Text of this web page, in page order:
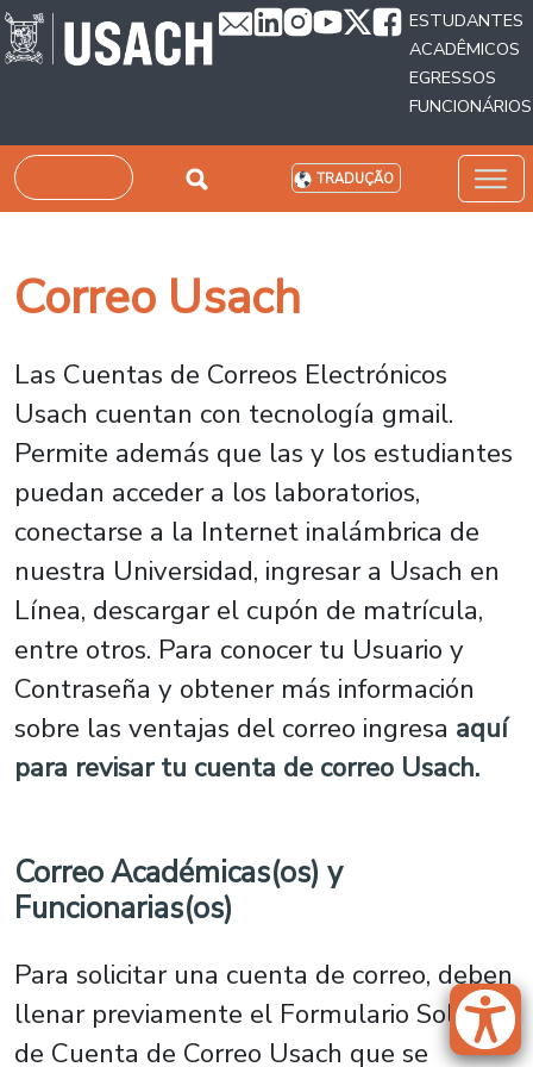
Passar para o conteúdo principal
ESTUDANTES
ACADÊMICOS
EGRESSOS
FUNCIONÁRIOS
Pesquisar TRADUÇÃO
Correo Usach
Las Cuentas de Correos Electrónicos
Usach cuentan con tecnología gmail.
Permite además que las y los estudiantes
puedan acceder a los laboratorios,
conectarse a la Internet inalámbrica de
nuestra Universidad, ingresar a Usach en
Línea, descargar el cupón de matrícula,
entre otros. Para conocer tu Usuario y
Contraseña y obtener más información
sobre las ventajas del correo ingresa aquí
para revisar tu cuenta de correo Usach.
Correo Académicas(os) y
Funcionarias(os)
Para solicitar una cuenta de correo, deben
llenar previamente el Formulario Solicitud
de Cuenta de Correo Usach que se